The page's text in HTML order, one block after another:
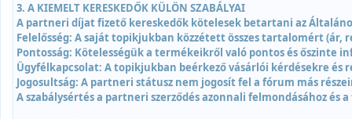
3. A KIEMELT KERESKEDŐK KÜLÖN SZABÁLYAI
A partneri díjat fizető kereskedők kötelesek betartani az
Felelősség: A saját topikjukban közzétett összes tartalomért
Pontosság: Kötelességük a termékeikről való pontos és őszinte
Ügyfélkapcsolat: A topikjukban beérkező vásárlói kérdésekre
Jogosultság: A partneri státusz nem jogosít fel a fórum más
A szabálysértés a partneri szerződés azonnali felmondásához